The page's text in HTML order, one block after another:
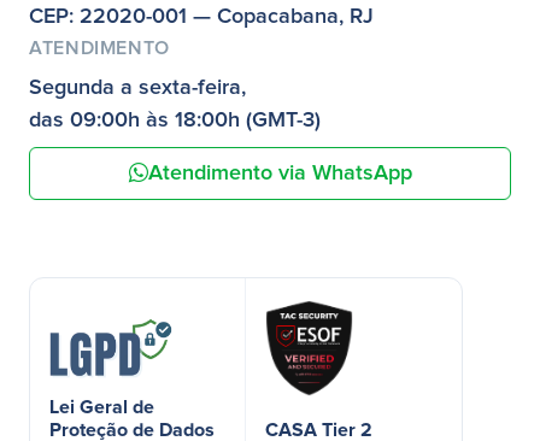
CEP: 22020-001 — Copacabana, RJ
ATENDIMENTO
Segunda a sexta-feira,
das 09:00h às 18:00h (GMT-3)
Atendimento via WhatsApp
Lei Geral de
Proteção de Dados
CASA Tier 2